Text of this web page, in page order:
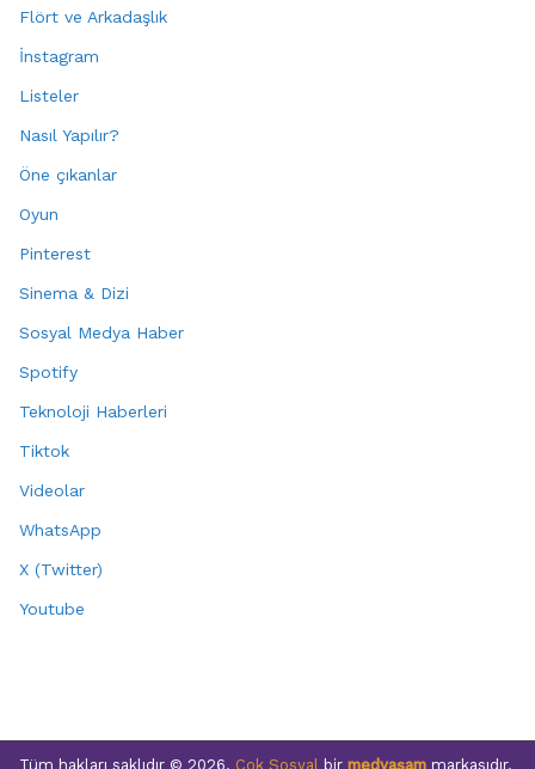
Flört ve Arkadaşlık
İnstagram
Listeler
Nasıl Yapılır?
Öne çıkanlar
Oyun
Pinterest
Sinema & Dizi
Sosyal Medya Haber
Spotify
Teknoloji Haberleri
Tiktok
Videolar
WhatsApp
X (Twitter)
Youtube
Tüm hakları saklıdır © 2026. Çok Sosyal bir medyaşam markasıdır.